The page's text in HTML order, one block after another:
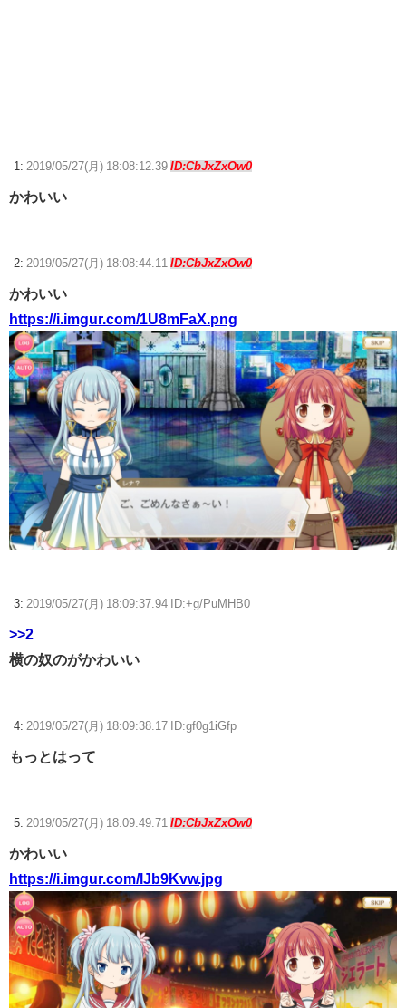
【艦これ＆一般】ふるさと納税は熊本に全ツッパするでち！
【競馬】G1・2勝 アスコリピチェーノが引退 繁殖入りへ
Powered by livedoor 相互RSS
1: 2019/05/27(月) 18:08:12.39 ID:CbJxZxOw0
かわいい
2: 2019/05/27(月) 18:08:44.11 ID:CbJxZxOw0
かわいい
https://i.imgur.com/1U8mFaX.png
3: 2019/05/27(月) 18:09:37.94 ID:+g/PuMHB0
>>2
横の奴のがかわいい
4: 2019/05/27(月) 18:09:38.17 ID:gf0g1iGfp
もっとはって
5: 2019/05/27(月) 18:09:49.71 ID:CbJxZxOw0
かわいい
https://i.imgur.com/lJb9Kvw.jpg